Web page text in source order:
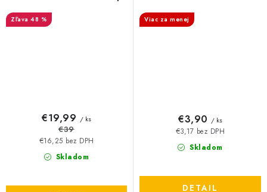
48 %
Skladom
€16,25 bez DPH
€19,99 / ks
€39
Viac za menej
Skladom
€3,17 bez DPH
€3,90 / ks
DETAIL